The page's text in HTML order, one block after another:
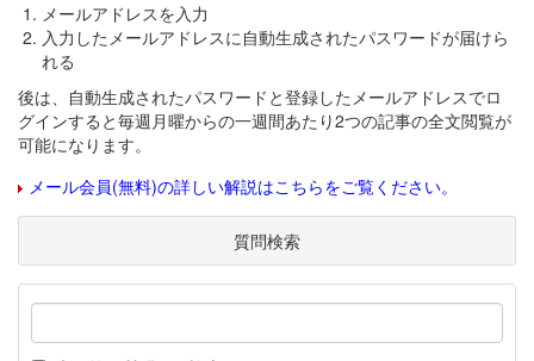
メールアドレスを入力
入力したメールアドレスに自動生成されたパスワードが届けら
れる
後は、自動生成されたパスワードと登録したメールアドレスでロ
グインすると毎週月曜からの一週間あたり2つの記事の全文閲覧が
可能になります。
メール会員(無料)の詳しい解説はこちらをご覧ください。
質問検索